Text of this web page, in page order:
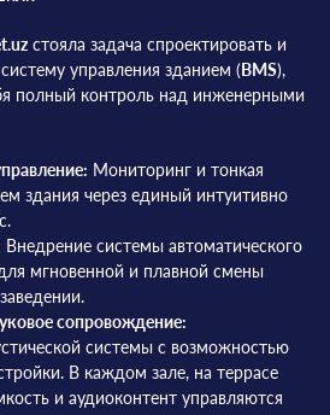
стояла задача спроектировать и
управления зданием (BMS),
полный контроль над инженерными
Мониторинг и тонкая
здания через единый интуитивно
Внедрение системы автоматического
мгновенной и плавной смены
сопровождение:
системы с возможностью
В каждом зале, на террасе
и аудиоконтент управляются